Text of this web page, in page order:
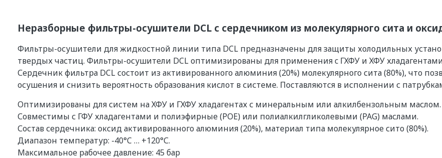
Неразборные фильтры-осушители DCL с сердечником из молекулярного сита и
Фильтры-осушители для жидкостной линии типа DCL предназначены для защиты холодильных
твердых частиц. Фильтры-осушители DCL оптимизированы для применения c ГХФУ и ХФУ
Сердечник фильтра DCL состоит из активированного алюминия (20%) молекулярного сита (80%), что
осушения и снизить вероятность образования кислот в системе. Поставляются в исполнении с
Оптимизированы для систем на ХФУ и ГХФУ хладагентах с минеральным или алкилбензольным маслом.
Совместимы с ГФУ хладагентами и полиэфирные (POE) или полиалкилгликолевыми (PAG) маслами.
Состав сердечника: оксид активированного алюминия (20%), материал типа молекулярное сито (80%).
Диапазон температур: -40°C … +120°С.
Максимальное рабочее давление: 45 бар